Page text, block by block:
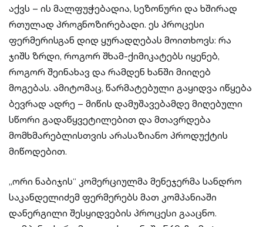
აქვს – ის მალფუჭებადია, სეზონური და ხშირად
რთულად პროგნოზირებადი. ეს პროცესი
ფერმერისგან დიდ ყურადღებას მოითხოვს: რა
ჯიშს ზრდი, როგორ შხამ-ქიმიკატებს იყენებ,
როგორ შეინახავ და რამდენ ხანში მიიღებ
მოგებას. ამიტომაც, წარმატებული გაყიდვა იწყება
ბევრად ადრე – მიწის დამუშავებამდე მიღებული
სწორი გადაწყვეტილებით და მთავრდება
მომხმარებლისთვის არასაზიანო პროდუქტის
მიწოდებით.
„ორი ნაბიჯის“ კომერციულმა მენეჯერმა სანდრო
საკანდელიძემ ფერმერებს მათ კომპანიაში
დანერგილი შესყიდვების პროცესი გააცნო.